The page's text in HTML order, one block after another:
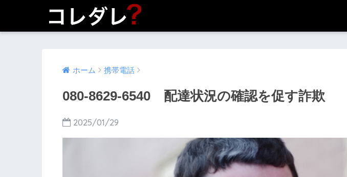
ホーム 携帯電話
080-8629-6540 配達状況の確認を促す詐欺
2025/01/29